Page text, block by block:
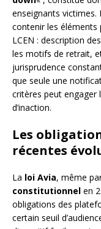
enseignants
contenir les éléments
LCEN : description
les motifs de retrait,
jurisprudence
que seule une
critères peut engager
d’inaction.
Les
récentes
La loi Avia, même
constitutionnel en
obligations des
certain seuil